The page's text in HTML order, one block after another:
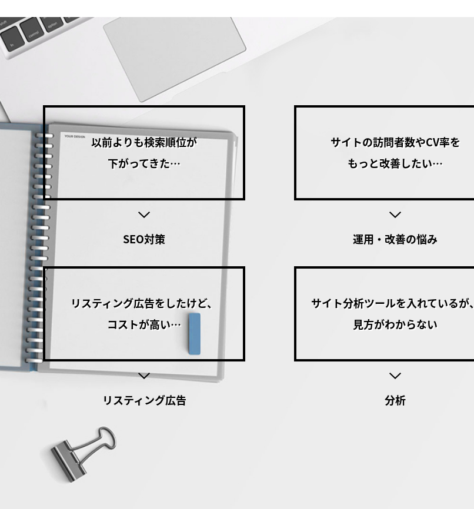
以前よりも検索順位が
下がってきた…
SEO対策
サイトの訪問者数やCV率を
もっと改善したい…
運用・改善の悩み
リスティング広告をしたけど、
コストが高い…
リスティング広告
サイト分析ツールを入れているが、
見方がわからない
分析